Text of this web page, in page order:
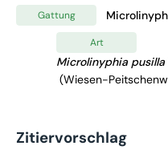
Gattung
Art
Microlinyphia pusilla
(Wiesen-
Zitiervorschlag